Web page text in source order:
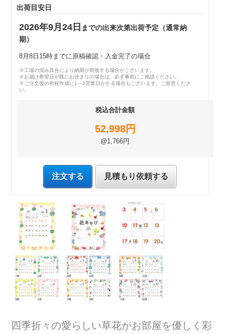
出荷目安日
2026年9月24日 までの出来次第出荷予定（通常納
期）
8月8日15時までに原稿確認・入金完了の場合
※工場の混み具合により納期が前後する場合がございます。
※お届け希望日が既にお決まりの場合は、必ず事前にご相談ください。
※ご注文後の初校作成に1～2営業日かかる場合もございます。ご留意くださ
い。
税込合計金額
52,998円
@1,766円
注文する 見積もり依頼する
四季折々の愛らしい草花がお部屋を優しく彩